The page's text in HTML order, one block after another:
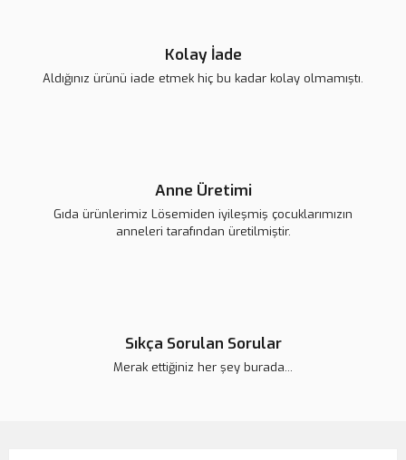
139,00 TL
Kolay İade
Aldığınız ürünü iade etmek hiç bu kadar kolay olmamıştı.
Anne Üretimi
Gıda ürünlerimiz Lösemiden iyileşmiş çocuklarımızın
anneleri tarafından üretilmiştir.
Sıkça Sorulan Sorular
Merak ettiğiniz her şey burada...